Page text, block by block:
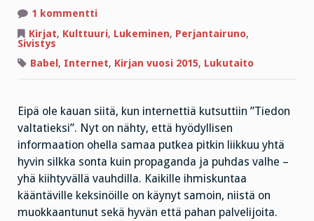
1 kommenttiartikkeliin
tietoa
sontaa
Kirjat, Kulttuuri, Lukeminen, Perjantairuno,
Sivistys
Babel , Internet, Kirjan vuosi 2015, Lukutaito
Eipä ole kauan siitä, kun internettiä kutsuttiin ”Tiedon
valtatieksi”. Nyt on nähty, että hyödyllisen
informaation ohella samaa putkea pitkin liikkuu yhtä
hyvin silkka sonta kuin propaganda ja puhdas valhe –
yhä kiihtyvällä vauhdilla. Kaikille ihmiskuntaa
kääntäville keksinöille on käynyt samoin, niistä on
muokkaantunut sekä hyvän että pahan palvelijoita.